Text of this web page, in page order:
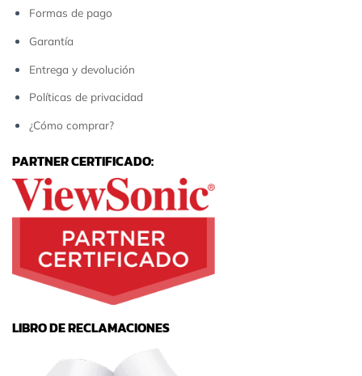
Formas de pago
Garantía
Entrega y devolución
Políticas de privacidad
¿Cómo comprar?
PARTNER CERTIFICADO:
LIBRO DE RECLAMACIONES